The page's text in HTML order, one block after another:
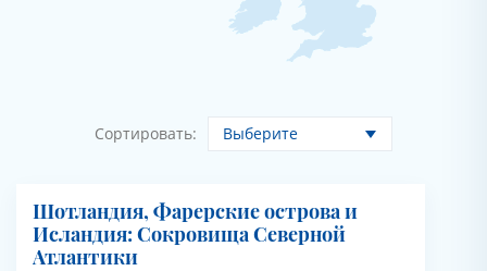
Сортировать: Выберите
Шотландия, Фарерские острова и
Исландия: Сокровища Северной
Атлантики